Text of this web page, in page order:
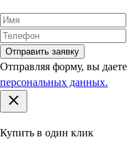
Отправить заявку
Отправляя форму, вы даете
персональных данных.
Купить в один клик